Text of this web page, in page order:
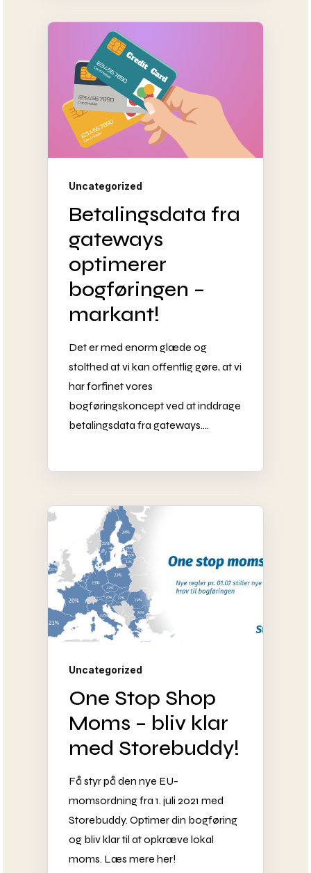
Uncategorized
Betalingsdata fra
gateways
optimerer
bogføringen –
markant!
Det er med enorm glæde og
stolthed at vi kan offentlig gøre, at vi
har forfinet vores
bogføringskoncept ved at inddrage
betalingsdata fra gateways....
Uncategorized
One Stop Shop
Moms – bliv klar
med Storebuddy!
Få styr på den nye EU-
momsordning fra 1. juli 2021 med
Storebuddy. Optimer din bogføring
og bliv klar til at opkræve lokal
moms. Læs mere her!